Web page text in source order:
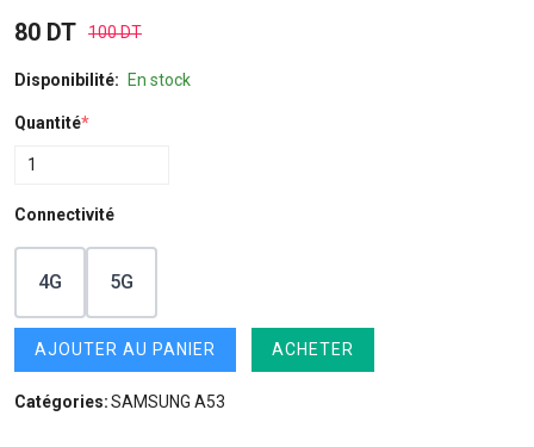
80 DT 100 DT
Disponibilité: En stock
Quantité*
Connectivité
4G 5G
AJOUTER AU PANIER ACHETER
Catégories:SAMSUNG A53